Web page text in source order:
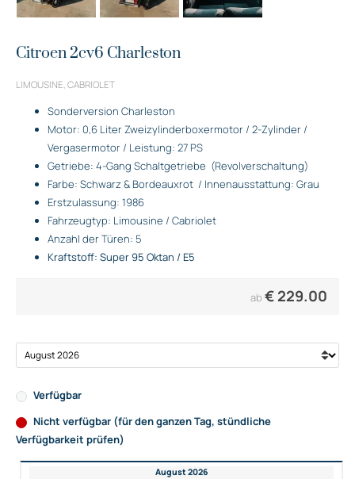
Citroen 2cv6 Charleston
LIMOUSINE, CABRIOLET
Sonderversion Charleston
Motor: 0,6 Liter Zweizylinderboxermotor / 2-Zylinder /
Vergasermotor / Leistung: 27 PS
Getriebe: 4-Gang Schaltgetriebe (Revolverschaltung)
Farbe: Schwarz & Bordeauxrot / Innenausstattung: Grau
Erstzulassung: 1986
Fahrzeugtyp: Limousine / Cabriolet
Anzahl der Türen: 5
Kraftstoff: Super 95 Oktan / E5
ab € 229.00
Verfügbar
Nicht verfügbar (für den ganzen Tag, stündliche
Verfügbarkeit prüfen)
August 2026